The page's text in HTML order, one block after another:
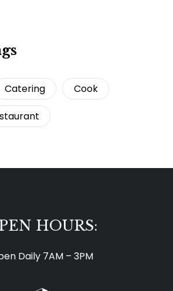
Catering Cook
HOURS:
Daily 7AM – 3PM